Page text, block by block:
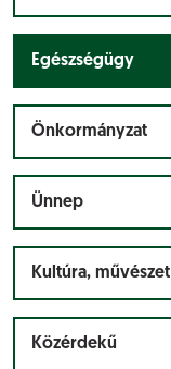
Egészségügy
Önkormányzat
Ünnep
Kultúra, művészet
Közérdekű